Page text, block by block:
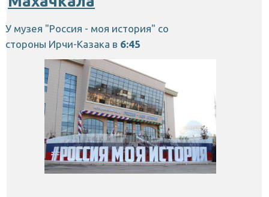
У музея "Россия - моя история" со
стороны Ирчи-Казака в 6:45